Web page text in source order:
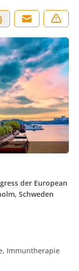
der European
Schweden
Immuntherapie